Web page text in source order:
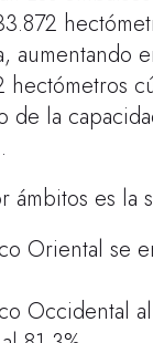
aumentando
hectómetros
de la
ámbitos es la
Oriental se
Occidental